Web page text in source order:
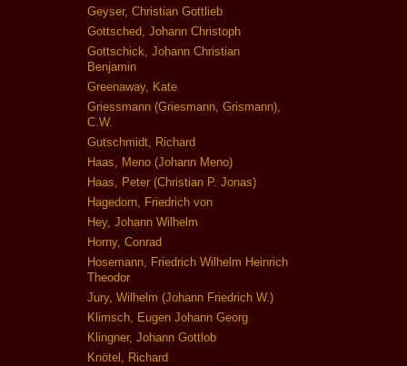
Geyser, Christian Gottlieb
Gottsched, Johann Christoph
Gottschick, Johann Christian
Benjamin
Greenaway, Kate
Griessmann (Griesmann, Grismann),
C.W.
Gutschmidt, Richard
Haas, Meno (Johann Meno)
Haas, Peter (Christian P. Jonas)
Hagedorn, Friedrich von
Hey, Johann Wilhelm
Horny, Conrad
Hosemann, Friedrich Wilhelm Heinrich
Theodor
Jury, Wilhelm (Johann Friedrich W.)
Klimsch, Eugen Johann Georg
Klingner, Johann Gottlob
Knötel, Richard